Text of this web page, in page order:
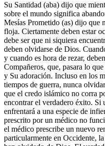
Su Santidad (aba) dijo que
sobre el mundo significa
Mesías Prometido (as) dijo que
floja. Ciertamente deben estar
debe ser que ni siquiera
deben olvidarse de Dios.
y cuando es hora de rezar,
Compañeros, que, pasara lo
y Su adoración. Incluso en los
tiempos de guerra, nunca
que el credo islámico no corra
encontrar el verdadero éxito. Si
enfrentará a una especie de
prescrito por un médico no
el médico prescribe un nuevo
particularmente en Occidente,